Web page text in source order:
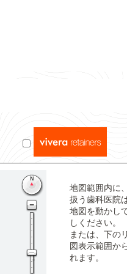
地図範囲内に
扱う歯科医院
地図を動かし
しください。
または、下の
図表示範囲か
れます。